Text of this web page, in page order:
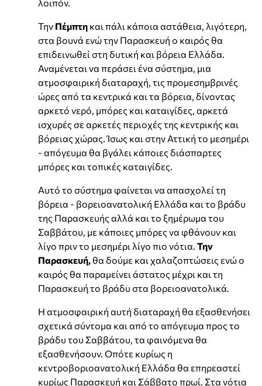
λοιπόν.
Την Πέμπτη και πάλι κάποια αστάθεια, λιγότερη,
στα βουνά ενώ την Παρασκευή ο καιρός θα
επιδεινωθεί στη δυτική και βόρεια Ελλάδα.
Αναμένεται να περάσει ένα σύστημα, μια
ατμοσφαιρική διαταραχή, τις προμεσημβρινές
ώρες από τα κεντρικά και τα βόρεια, δίνοντας
αρκετό νερό, μπόρες και καταιγίδες, αρκετά
ισχυρές σε αρκετές περιοχές της κεντρικής και
βόρειας χώρας. Ίσως και στην Αττική το μεσημέρι
- απόγευμα θα βγάλει κάποιες διάσπαρτες
μπόρες και τοπικές καταιγίδες.
Αυτό το σύστημα φαίνεται να απασχολεί τη
βόρεια - βορειοανατολική Ελλάδα και το βράδυ
της Παρασκευής αλλά και το ξημέρωμα του
Σαββάτου, με κάποιες μπόρες να φθάνουν και
λίγο πριν το μεσημέρι λίγο πιο νότια. Την
Παρασκευή,θα δούμε και χαλαζοπτώσεις ενώ ο
καιρός θα παραμείνει άστατος μέχρι και τη
Παρασκευή το βράδυ στα βορειοανατολικά.
Η ατμοσφαιρική αυτή διαταραχή θα εξασθενήσει
σχετικά σύντομα και από το απόγευμα προς το
βράδυ του Σαββάτου, τα φαινόμενα θα
εξασθενήσουν. Οπότε κυρίως η
κεντροβοριοανατολική Ελλάδα θα επηρεαστεί
κυρίως Παρασκευή και Σάββατο πρωί. Στα νότια